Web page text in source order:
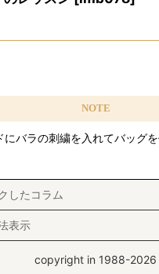
NOTE
にバラの刺繍を入れてバッグ
したコラム
表示
copyright in 1988-2026